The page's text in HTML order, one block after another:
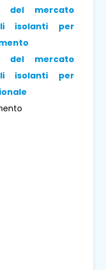
del mercato
isolanti per
del mercato
isolanti per